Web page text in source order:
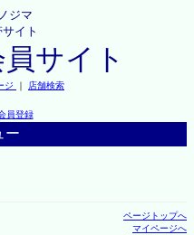
ジマ
イト
サイト
ジ ｜ 店舗検索
員登録
ー
ページトップへ
マイページへ